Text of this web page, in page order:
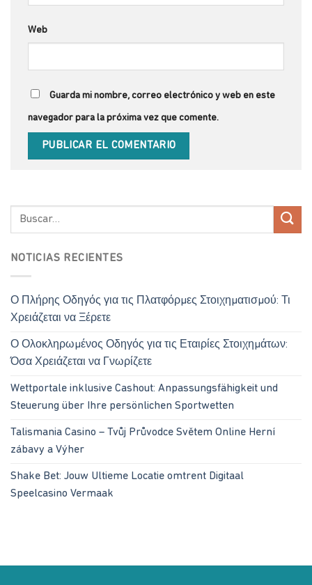
Web
Guarda mi nombre, correo electrónico y web en este
navegador para la próxima vez que comente.
NOTICIAS RECIENTES
Ο Πλήρης Οδηγός για τις Πλατφόρμες Στοιχηματισμού: Τι
Χρειάζεται να Ξέρετε
Ο Ολοκληρωμένος Οδηγός για τις Εταιρίες Στοιχημάτων:
Όσα Χρειάζεται να Γνωρίζετε
Wettportale inklusive Cashout: Anpassungsfähigkeit und
Steuerung über Ihre persönlichen Sportwetten
Talismania Casino – Tvůj Průvodce Světem Online Herní
zábavy a Výher
Shake Bet: Jouw Ultieme Locatie omtrent Digitaal
Speelcasino Vermaak